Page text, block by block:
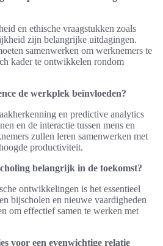
en ethische vraagstukken zoals
zijn belangrijke uitdagingen.
samenwerken om werknemers te
kader te ontwikkelen rondom
de werkplek beïnvloeden?
en predictive analytics
en de interactie tussen mens en
zullen leren samenwerken met
productiviteit.
belangrijk in de toekomst?
ontwikkelingen is het essentieel
bijscholen en nieuwe vaardigheden
om effectief samen te werken met
voor een evenwichtige relatie